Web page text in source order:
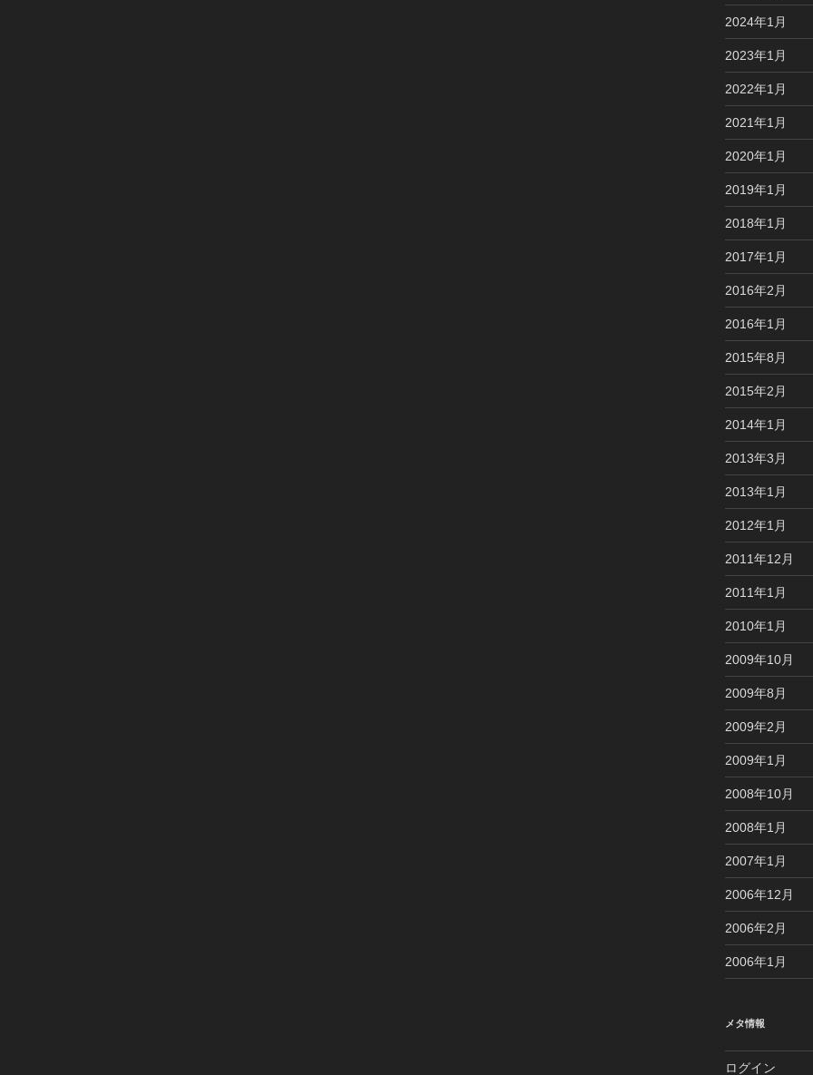
2024年1月
2023年1月
2022年1月
2021年1月
2020年1月
2019年1月
2018年1月
2017年1月
2016年2月
2016年1月
2015年8月
2015年2月
2014年1月
2013年3月
2013年1月
2012年1月
2011年12月
2011年1月
2010年1月
2009年10月
2009年8月
2009年2月
2009年1月
2008年10月
2008年1月
2007年1月
2006年12月
2006年2月
2006年1月
メタ情報
ログイン